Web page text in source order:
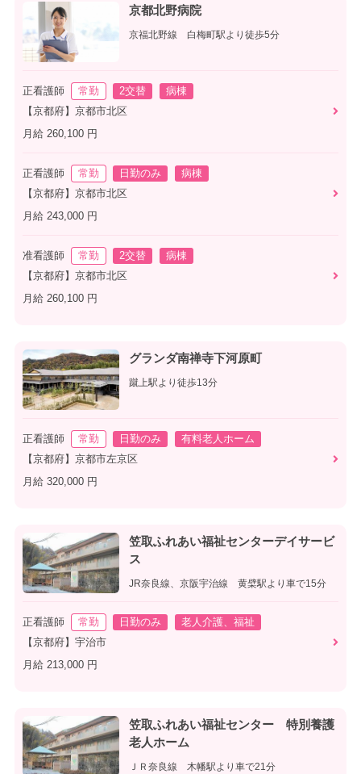
京都北野病院
京福北野線 白梅町駅より徒歩5分
正看護師 常勤 2交替
病棟
【京都府】京都市北区
月給 260,100 円
正看護師 常勤 日勤のみ
病棟
【京都府】京都市北区
月給 243,000 円
准看護師 常勤 2交替
病棟
【京都府】京都市北区
月給 260,100 円
グランダ南禅寺下河原町
蹴上駅より徒歩13分
正看護師 常勤 日勤のみ
有料老人ホーム
【京都府】京都市左京区
月給 320,000 円
笠取ふれあい福祉センターデイサービ
ス
JR奈良線、京阪宇治線 黄檗駅より車で15分
正看護師 常勤 日勤のみ
老人介護、福祉
【京都府】宇治市
月給 213,000 円
笠取ふれあい福祉センター 特別養護
老人ホーム
ＪＲ奈良線 木幡駅より車で21分